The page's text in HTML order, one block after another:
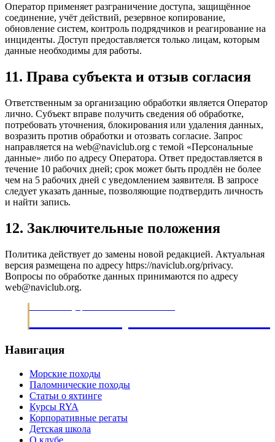
Оператор применяет разграничение доступа, защищённое
соединение, учёт действий, резервное копирование,
обновление систем, контроль подрядчиков и реагирование на
инциденты. Доступ предоставляется только лицам, которым
данные необходимы для работы.
11. Права субъекта и отзыв согласия
Ответственным за организацию обработки является Оператор
лично. Субъект вправе получить сведения об обработке,
потребовать уточнения, блокирования или удаления данных,
возразить против обработки и отозвать согласие. Запрос
направляется на web@naviclub.org с темой «Персональные
данные» либо по адресу Оператора. Ответ предоставляется в
течение 10 рабочих дней; срок может быть продлён не более
чем на 5 рабочих дней с уведомлением заявителя. В запросе
следует указать данные, позволяющие подтвердить личность
и найти запись.
12. Заключительные положения
Политика действует до замены новой редакцией. Актуальная
версия размещена по адресу https://naviclub.org/privacy.
Вопросы по обработке данных принимаются по адресу
web@naviclub.org.
Навигация
Морские походы
Паломнические походы
Статьи о яхтинге
Курсы RYA
Корпоративные регаты
Детская школа
О клубе